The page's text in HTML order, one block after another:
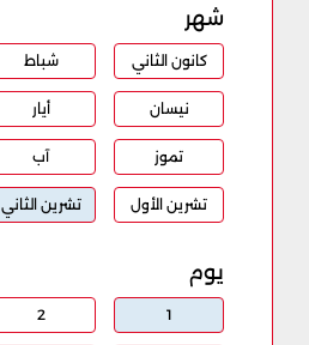
شهر
كانون الثاني شباط
نيسان أيار
تموز آب
تشرين الأول تشرين الثاني
يوم
1
2